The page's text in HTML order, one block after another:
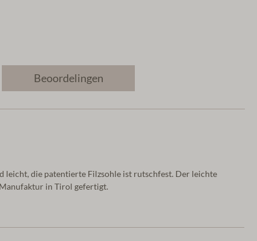
Beoordelingen
leicht, die patentierte Filzsohle ist rutschfest. Der leichte
in Tirol gefertigt.